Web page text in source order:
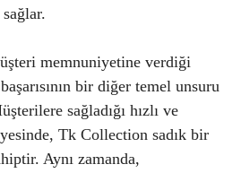
memnuniyetine verdiği
bir diğer temel unsuru
sağladığı hızlı ve
Tk Collection sadık bir
Aynı zamanda,